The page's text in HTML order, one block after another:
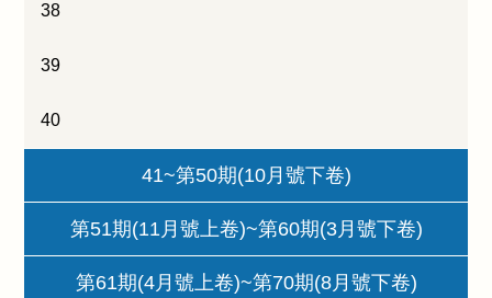
38
39
40
41~第50期(10月號下卷)
第51期(11月號上卷)~第60期(3月號下卷)
第61期(4月號上卷)~第70期(8月號下卷)